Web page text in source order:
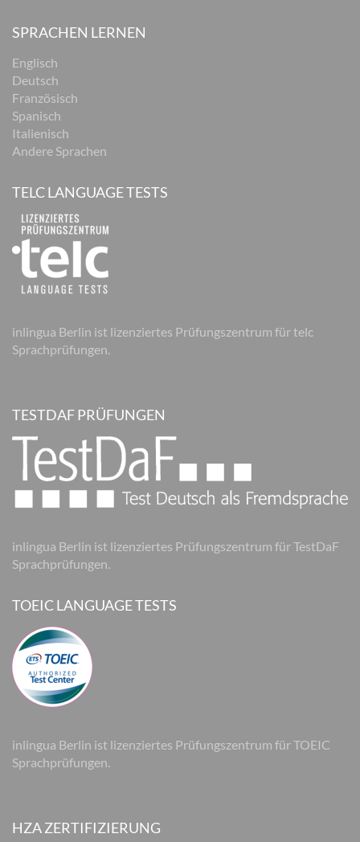
SPRACHEN LERNEN
Englisch
Deutsch
Französisch
Spanisch
Italienisch
Andere Sprachen
TELC LANGUAGE TESTS
inlingua Berlin ist lizenziertes Prüfungszentrum für telc
Sprachprüfungen.
TESTDAF PRÜFUNGEN
inlingua Berlin ist lizenziertes Prüfungszentrum für TestDaF
Sprachprüfungen.
TOEIC LANGUAGE TESTS
inlingua Berlin ist lizenziertes Prüfungszentrum für TOEIC
Sprachprüfungen.
HZA ZERTIFIZIERUNG